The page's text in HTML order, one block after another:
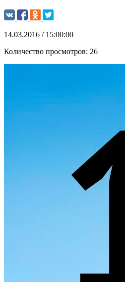
14.03.2016 / 15:00:00
Количество просмотров: 26